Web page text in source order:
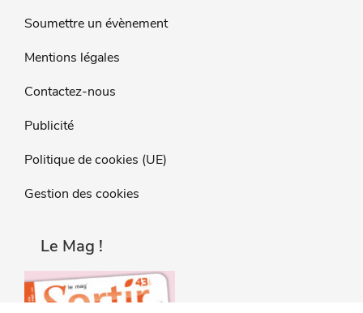
Soumettre un évènement
Mentions légales
Contactez-nous
Publicité
Politique de cookies (UE)
Gestion des cookies
Le Mag !